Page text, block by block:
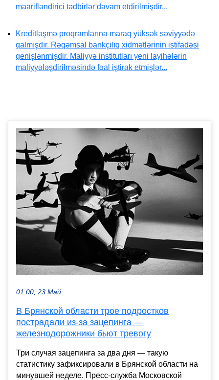
maarifləndirici tədbirlər davam etdirilmişdir...
Kreditləşmə proqramlarına maraq yüksək səviyyədə
qalmışdır. Rəqəmsal bankçılıq xidmətlərinin istifadəsi
genişlənmişdir. Maliyyə institutları yeni layihələrin
maliyyələşdirilməsində fəal iştirak etmişlər...
01:00, 23 Май
В Брянской области трое подростков
пострадали из-за зацепинга —
железнодорожники бьют тревогу
Три случая зацепинга за два дня — такую
статистику зафиксировали в Брянской области на
минувшей неделе. Пресс-служба Московской